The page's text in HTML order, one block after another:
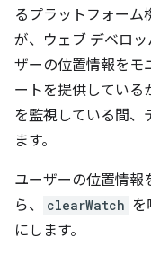
るプラットフォーム
が、ウェブ デベロ
ザーの位置情報をモ
ートを提供している
を監視している間、
ます。
ユーザーの位置情報
ら、
clearWatch を
にします。